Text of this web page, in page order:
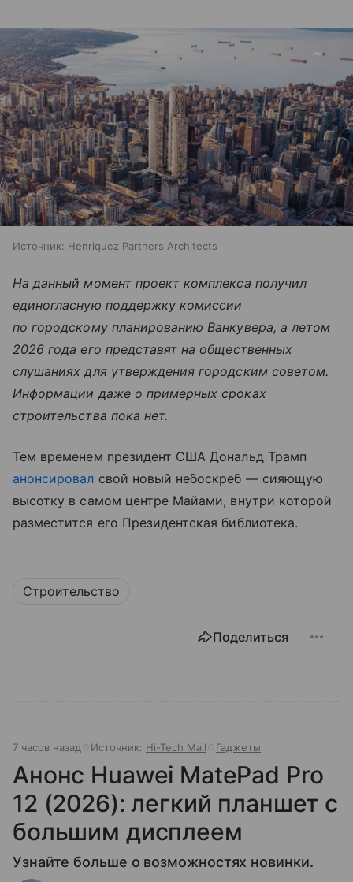
Источник: Henriquez Partners Architects
На данный момент проект комплекса получил
единогласную поддержку комиссии
по городскому планированию Ванкувера, а летом
2026 года его представят на общественных
слушаниях для утверждения городским советом.
Информации даже о примерных сроках
строительства пока нет.
Тем временем президент США Дональд Трамп
анонсировал свой новый небоскреб — сияющую
высотку в самом центре Майами, внутри которой
разместится его Президентская библиотека.
Строительство
Поделиться
7 часов назад Источник: Hi-Tech Mail Гаджеты
Анонс Huawei MatePad Pro
12 (2026): легкий планшет с
большим дисплеем
Узнайте больше о возможностях новинки.